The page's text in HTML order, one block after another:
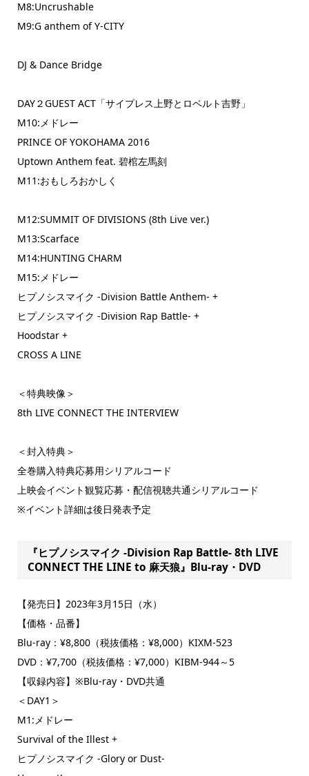
M8:Uncrushable
M9:G anthem of Y-CITY
DJ & Dance Bridge
DAY２GUEST ACT「サイプレス上野とロベルト吉野」
M10:メドレー
PRINCE OF YOKOHAMA 2016
Uptown Anthem feat. 碧棺左馬刻
M11:おもしろおかしく
M12:SUMMIT OF DIVISIONS (8th Live ver.)
M13:Scarface
M14:HUNTING CHARM
M15:メドレー
ヒプノシスマイク -Division Battle Anthem- +
ヒプノシスマイク -Division Rap Battle- +
Hoodstar +
CROSS A LINE
＜特典映像＞
8th LIVE CONNECT THE INTERVIEW
＜封入特典＞
全巻購入特典応募用シリアルコード
上映会イベント観覧応募・配信視聴共通シリアルコード
※イベント詳細は後日発表予定
『ヒプノシスマイク -Division Rap Battle- 8th LIVE
CONNECT THE LINE to 麻天狼』Blu-ray・DVD
【発売日】2023年3月15日（水）
【価格・品番】
Blu-ray：¥8,800（税抜価格：¥8,000）KIXM-523
DVD：¥7,700（税抜価格：¥7,000）KIBM-944～5
【収録内容】※Blu-ray・DVD共通
＜DAY1＞
M1:メドレー
Survival of the Illest +
ヒプノシスマイク -Glory or Dust-